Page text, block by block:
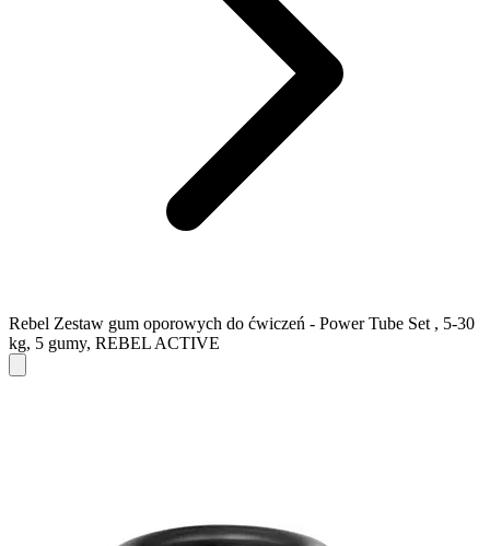
Rebel Zestaw gum oporowych do ćwiczeń - Power Tube Set , 5-30
kg, 5 gumy, REBEL ACTIVE